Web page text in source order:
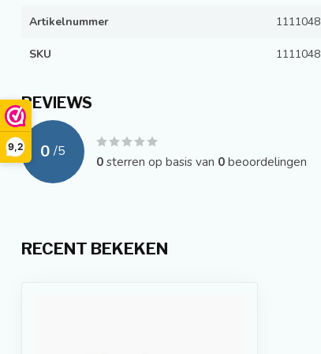
9,2
Artikelnummer 1111048
SKU 1111048
REVIEWS
0 /5
0sterren op basis van 0beoordelingen
RECENT BEKEKEN